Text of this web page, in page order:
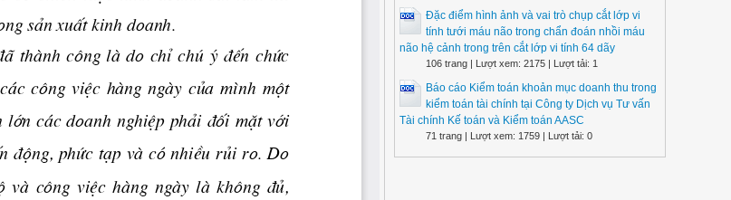
Đặc điểm hình ảnh và vai trò chụp cắt lớp vi
tính tưới máu não trong chẩn đoán nhồi máu
não hệ cảnh trong trên cắt lớp vi tính 64 dãy
106 trang | Lượt xem: 2175 | Lượt tải: 1
Báo cáo Kiểm toán khoản mục doanh thu trong
kiểm toán tài chính tại Công ty Dịch vụ Tư vấn
Tài chính Kế toán và Kiểm toán AASC
71 trang | Lượt xem: 1759 | Lượt tải: 0